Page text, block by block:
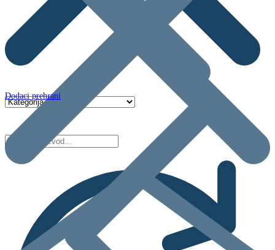
Dodaci prehrani